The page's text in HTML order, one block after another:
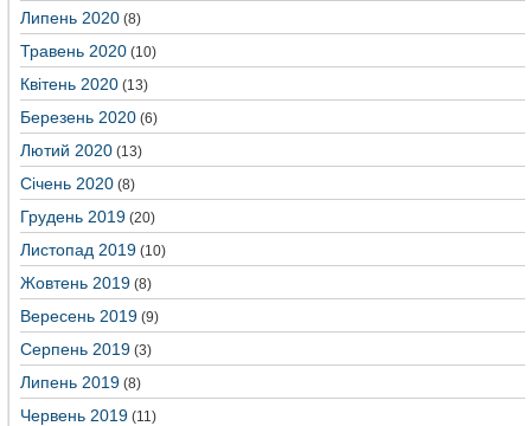
Липень 2020 (8)
Травень 2020 (10)
Квітень 2020 (13)
Березень 2020 (6)
Лютий 2020 (13)
Січень 2020 (8)
Грудень 2019 (20)
Листопад 2019 (10)
Жовтень 2019 (8)
Вересень 2019 (9)
Серпень 2019 (3)
Липень 2019 (8)
Червень 2019 (11)